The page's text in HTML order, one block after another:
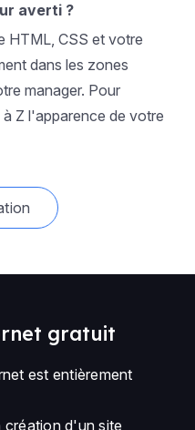
averti ?
HTML, CSS et votre
dans les zones
manager. Pour
Z l'apparence de votre
gratuit
est entièrement
d'un site